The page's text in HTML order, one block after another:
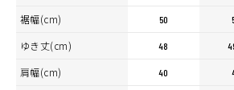
裾幅(cm) 50
ゆき丈(cm) 48
肩幅(cm) 40